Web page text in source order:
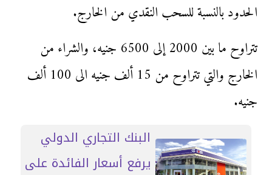
الحدود بالنسبة للسحب النقدي من الخارج.
تتراوح ما بين 2000 إلى 6500 جنيه، والشراء من
الخارج والتي تتراوح من 15 ألف جنيه الى 100 ألف
جنيه.
البنك التجاري الدولي
يرفع أسعار الفائدة على